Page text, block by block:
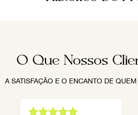
O Que Nossos
A SATISFAÇÃO E O ENCANTO DE